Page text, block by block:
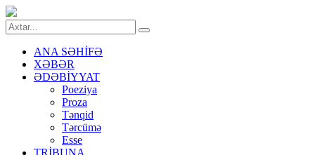
ANA SƏHİFƏ
XƏBƏR
ƏDƏBİYYAT
Poeziya
Proza
Tənqid
Tərcümə
Esse
TRİBUNA